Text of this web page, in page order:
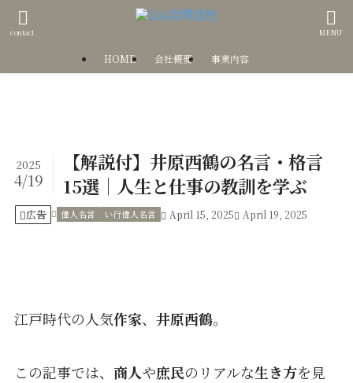
contact MENU
HOME 会社概要 事業内容
【解説付】井原西鶴の名言・格言
15選｜人生と仕事の教訓を学ぶ
2025
4/19
広告 偉人名言 い行偉人名言 April 15, 2025 April 19, 2025
江戸時代の人気作家、 井原西鶴。
この記事では、 商人や庶民のリアルな生き方を見